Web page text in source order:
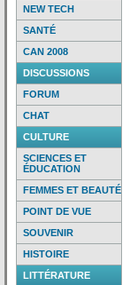
NEW TECH
SANTÉ
CAN 2008
DISCUSSIONS
FORUM
CHAT
CULTURE
SCIENCES ET
ÉDUCATION
FEMMES ET BEAUTÉ
POINT DE VUE
SOUVENIR
HISTOIRE
LITTÉRATURE